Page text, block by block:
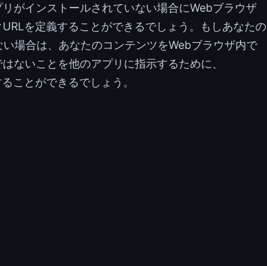
がインストールされていない場合にWebブラウザ
を定義することができるでしょう。もしあなたの
場合は、あなたのコンテンツをWebブラウザ内で
ないことを他のアプリに指示するために、
ことができるでしょう。